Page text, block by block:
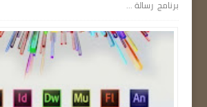
برنامج رسالة ...